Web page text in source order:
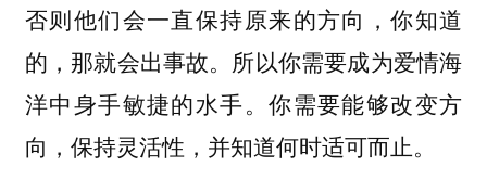
否则他们会一直保持原来的方向，你知道
的，那就会出事故。所以你需要成为爱情海
洋中身手敏捷的水手。你需要能够改变方
向，保持灵活性，并知道何时适可而止。